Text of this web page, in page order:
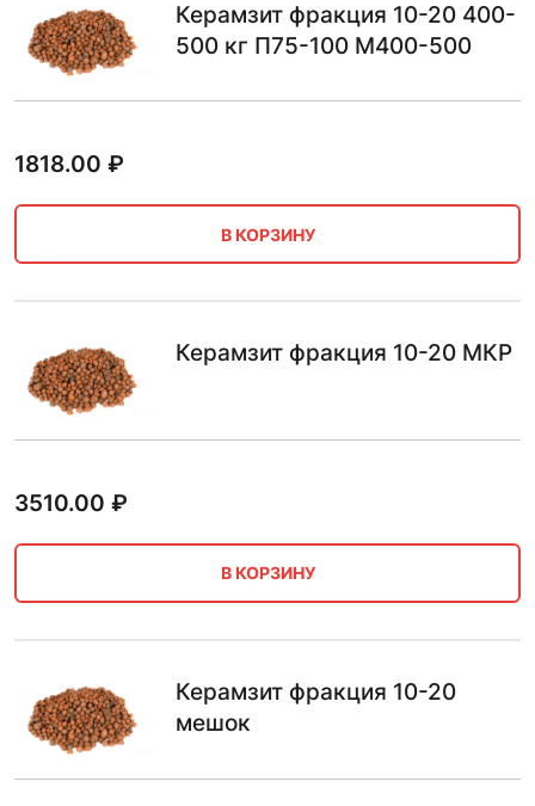
Керамзит фракция 10-20 400-
500 кг П75-100 М400-500
1818.00 ₽
В КОРЗИНУ
Керамзит фракция 10-20 МКР
3510.00 ₽
В КОРЗИНУ
Керамзит фракция 10-20
мешок